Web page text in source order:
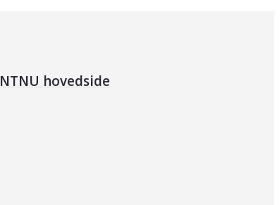
NTNU hovedside